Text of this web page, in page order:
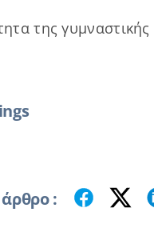
της
: